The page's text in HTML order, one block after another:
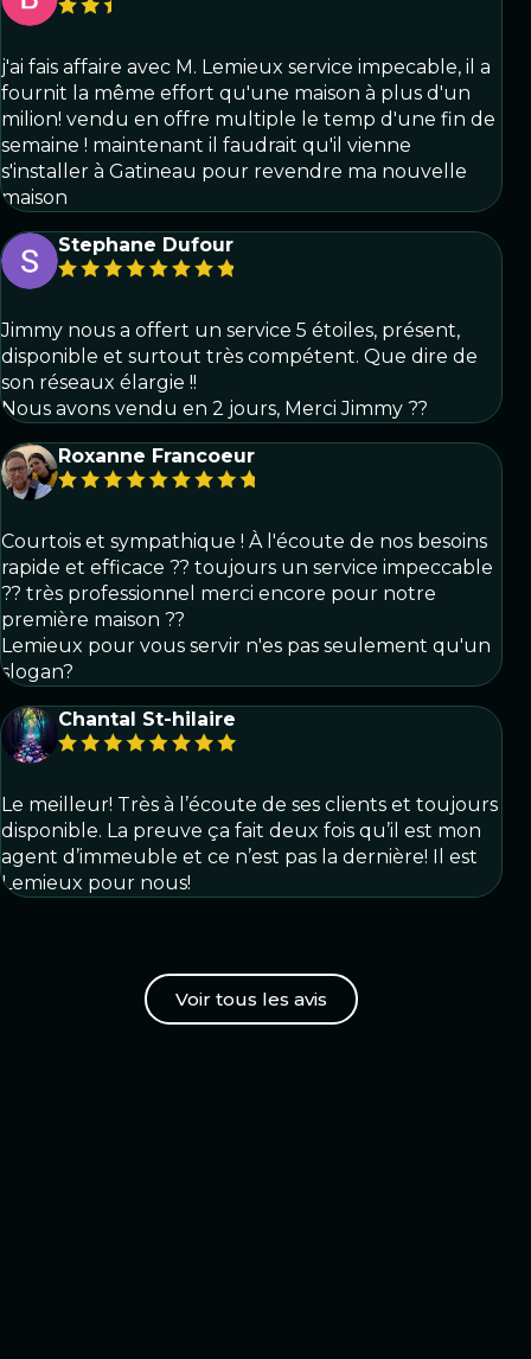
j'ai fais affaire avec M. Lemieux service impecable, il a
fournit la même effort qu'une maison à plus d'un
milion! vendu en offre multiple le temp d'une fin de
semaine ! maintenant il faudrait qu'il vienne
s'installer à Gatineau pour revendre ma nouvelle
maison
Stephane Dufour
Jimmy nous a offert un service 5 étoiles, présent,
disponible et surtout très compétent. Que dire de
son réseaux élargie !!
Nous avons vendu en 2 jours, Merci Jimmy ??
Roxanne Francoeur
Courtois et sympathique ! À l'écoute de nos besoins
rapide et efficace ?? toujours un service impeccable
?? très professionnel merci encore pour notre
première maison ??
Lemieux pour vous servir n'es pas seulement qu'un
slogan?
Chantal St-hilaire
Le meilleur! Très à l’écoute de ses clients et toujours
disponible. La preuve ça fait deux fois qu’il est mon
agent d’immeuble et ce n’est pas la dernière! Il est
Lemieux pour nous!
Voir tous les avis